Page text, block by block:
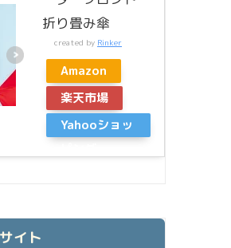
折り畳み傘
created by Rinker
Amazon
楽天市場
Yahooショッ
イト